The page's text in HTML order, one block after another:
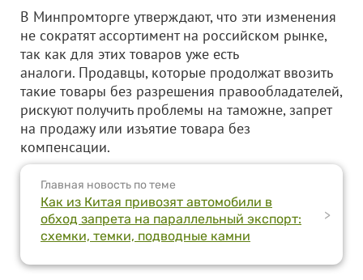
В Минпромторге утверждают, что эти изменения
не сократят ассортимент на российском рынке,
так как для этих товаров уже есть
аналоги. Продавцы, которые продолжат ввозить
такие товары без разрешения правообладателей,
рискуют получить проблемы на таможне, запрет
на продажу или изъятие товара без
компенсации.
Главная новость по теме
Как из Китая привозят автомобили в
обход запрета на параллельный экспорт:
схемки, темки, подводные камни
>